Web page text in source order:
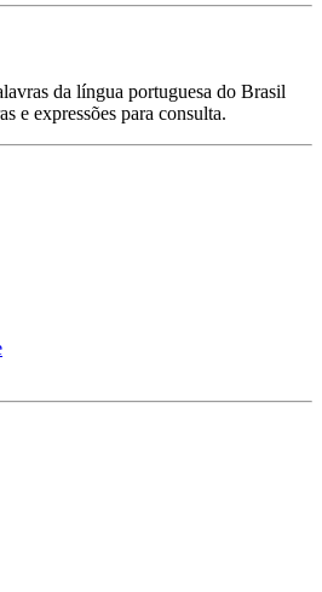
da língua portuguesa do Brasil
e expressões para consulta.